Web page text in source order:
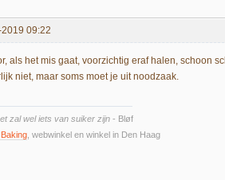
09:22
als het mis gaat, voorzichtig eraf halen, schoon
niet, maar soms moet je uit noodzaak.
zal wel iets van suiker zijn - Bløf
, webwinkel en winkel in Den Haag